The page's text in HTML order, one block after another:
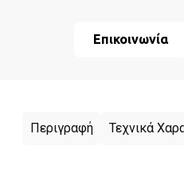
Επικοινωνία
Περιγραφή Τεχνικά